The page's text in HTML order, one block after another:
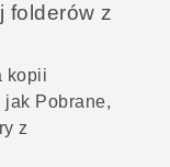
folderów z
kopii
jak Pobrane,
z